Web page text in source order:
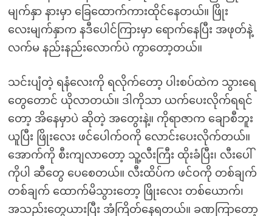
မျက်နှာ နားမှာ ခြေထောက်ကားထိုင်နေတယ်။ ဖြိုး
လေးမျက်နှာက နဒီပေါင်ကြားမှာ ရောက်နေပြီး အဖုတ်နဲ့
လက်မ နည်းနည်းလောက်ပဲ ကွာတော့တယ်။
သင်းပျံတဲ့ ရနံလေးကို ရလိုက်တော့ ပါးစပ်ထဲက သွားရေ
တွေတောင် ယိုလာတယ်။ ဒါကိုသာ ယက်ပေးလိုက်ရရင်
တော့ အိနေမှာပဲ ဆိုတဲ့ အတွေးနဲ့။ ကိုရာဇာက ချောစီဘူး
ယူပြီး ဖြိုးလေး ဖင်ပေါက်ဝကို လောင်းပေးလိုက်တယ်။
အောက်ကို စီးကျလာတော့ သူ့လီးကြီး ထိုးခံပြီး၊ လီးပေါ်
ကိုပါ ဆီတွေ ပေစေတယ်။ လီးထိပ်က ဖင်ဝကို တစ်ချက်
တစ်ချက် ထောက်မိသွားတော့ ဖြိုးလေး တစ်ယောက်၊
အသည်းတွေယားပြီး အံကြိတ်နေရတယ်။ ခဏကြာတော့